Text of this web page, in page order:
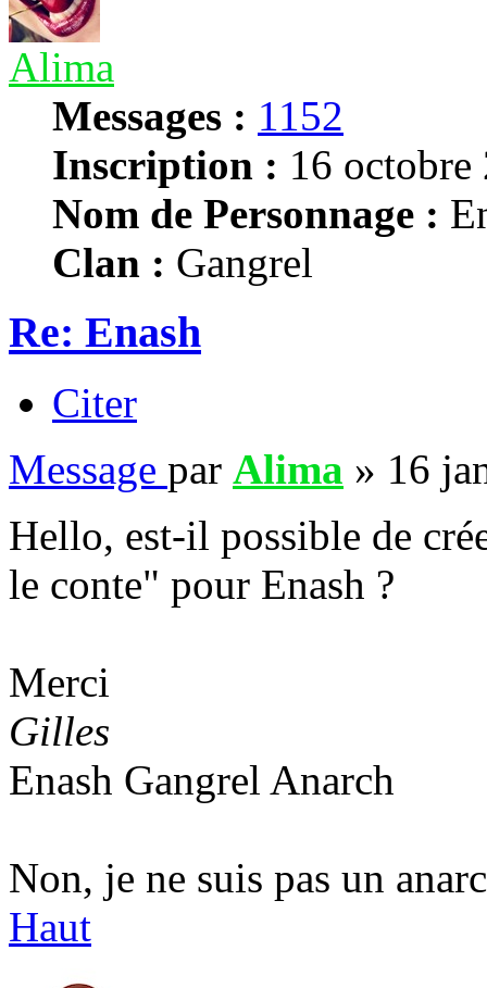
Alima
Messages : 1152
Inscription : 16
Nom de Personnage :
Clan : Gangrel
Re: Enash
Citer
Message par Alima » 16
Hello, est-il possible de
le conte" pour Enash ?
Merci
Gilles
Enash Gangrel Anarch
Non, je ne suis pas un
Haut